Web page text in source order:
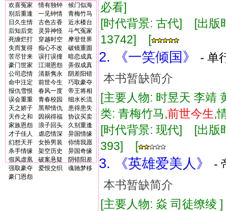
欢喜冤家 情有独钟
候门似海
别后重逢
一见钟情
青梅竹马
日久生情
古色古香
近水楼台
后知后觉
灵异神怪
斗气冤家
死缠烂打
穿越时空
摩登世界
失而复得
痴心不改
破镜重圆
苦尽甘来
误打误撞
暗恋成真
豪门世家
江湖恩怨
弄假成真
公司恋情
清新隽永
阴差阳错
命中注定
前世今生
巧取豪夺
报仇雪恨
春风一度
帝王将相
误会重重
青春校园
细水长流
天之娇子
黑帮情仇
患得患失
天作之和
因祸得福
协议买卖
家族恩怨
浪子回头
久别重逢
才子佳人
虐恋情深
异国情缘
幻想天开
女扮男装
你情我愿
杀手情缘
架空历史
异国奇缘
假凤虚凰
破案悬疑
阴错阳差
强取豪夺
爱恨交织
魂驰梦移
豪门恩怨
必看]
[时代背景: 古代] [出
13742] [
2. 《一笑倾国》
- 单
本书暂缺简介
[主要人物: 时昱天 李
类: 青梅竹马,前世今生,
[时代背景: 现代] [出
393] [
3. 《英雄爱美人》
-
本书暂缺简介
[主要人物: 焱 司徒缭